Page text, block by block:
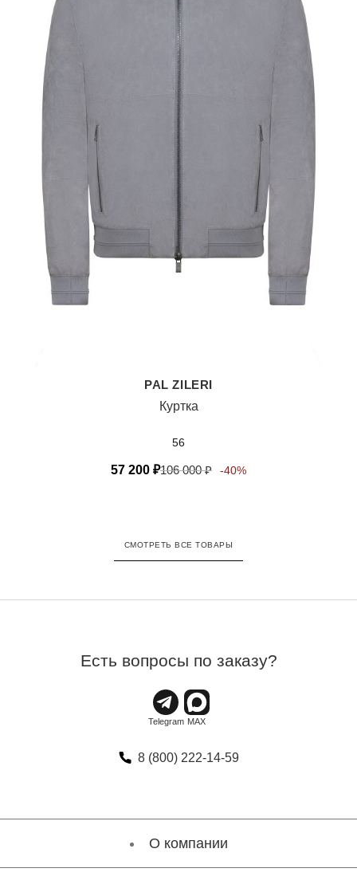
PAL ZILERI
Куртка
56
57 200 ₽106 000₽ -40%
СМОТРЕТЬ ВСЕ ТОВАРЫ
Есть вопросы по заказу?
8 (800) 222-14-59
О компании